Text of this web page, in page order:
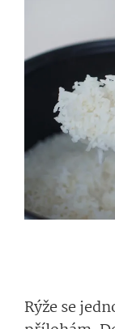
Rýže se